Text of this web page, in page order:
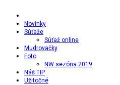
Novinky
Súťaže
Súťaž online
Mudrovačky
Foto
NW sezóna 2019
Náš TIP
Užitočné